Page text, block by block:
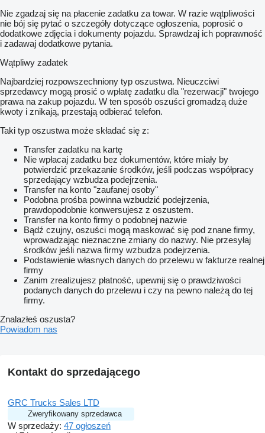
Nie zgadzaj się na płacenie zadatku za towar. W razie wątpliwości
nie bój się pytać o szczegóły dotyczące ogłoszenia, poprosić o
dodatkowe zdjęcia i dokumenty pojazdu. Sprawdzaj ich poprawność
i zadawaj dodatkowe pytania.
Wątpliwy zadatek
Najbardziej rozpowszechniony typ oszustwa. Nieuczciwi
sprzedawcy mogą prosić o wpłatę zadatku dla "rezerwacji" twojego
prawa na zakup pojazdu. W ten sposób oszuści gromadzą duże
kwoty i znikają, przestają odbierać telefon.
Taki typ oszustwa może składać się z:
Transfer zadatku na kartę
Nie wpłacaj zadatku bez dokumentów, które miały by
potwierdzić przekazanie środków, jeśli podczas współpracy
sprzedający wzbudza podejrzenia.
Transfer na konto "zaufanej osoby"
Podobna prośba powinna wzbudzić podejrzenia,
prawdopodobnie konwersujesz z oszustem.
Transfer na konto firmy o podobnej nazwie
Bądź czujny, oszuści mogą maskować się pod znane firmy,
wprowadzając nieznaczne zmiany do nazwy. Nie przesyłaj
środków jeśli nazwa firmy wzbudza podejrzenia.
Podstawienie własnych danych do przelewu w fakturze realnej
firmy
Zanim zrealizujesz płatność, upewnij się o prawdziwości
podanych danych do przelewu i czy na pewno należą do tej
firmy.
Znalazłeś oszusta?
Powiadom nas
Kontakt do sprzedającego
GRC Trucks Sales LTD
Zweryfikowany sprzedawca
W sprzedaży: 47 ogłoszeń